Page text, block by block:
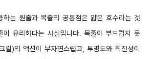
하는 원줄과 목줄의 공통점은 얇은 호수라는 것
이 유리하다는 사실입니다. 목줄이 부드럽지 못
릴)의 액션이 부자연스럽고, 투명도와 직진성이